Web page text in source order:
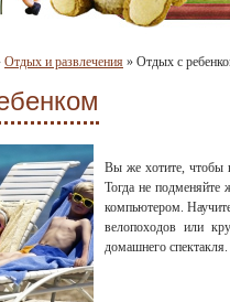
Отдых и развлечения » Отдых с
Вы же хотите, чтобы
Тогда не подменяйте
компьютером.
велопоходов или
домашнего